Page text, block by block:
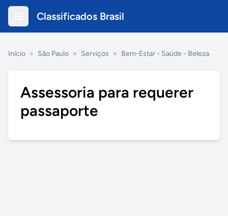
Classificados Brasil
Início » São Paulo » Serviços » Bem-Estar - Saúde - Beleza
Assessoria para requerer
passaporte